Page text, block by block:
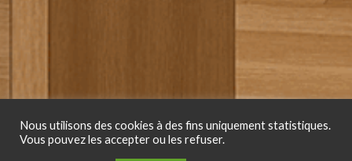
Nous utilisons des cookies à des fins uniquement statistiques.
Vous pouvez les accepter ou les refuser.